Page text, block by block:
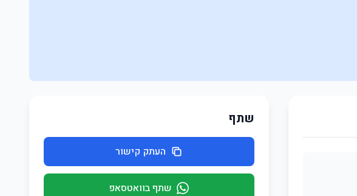
שתף
העתק קישור
שתף בוואטסאפ